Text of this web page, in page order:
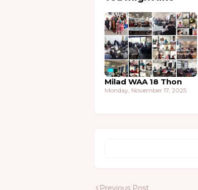
Milad WAA 18 Thon
Monday, November 17, 2025
Previous Post